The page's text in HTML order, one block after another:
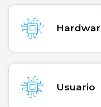
Usuario